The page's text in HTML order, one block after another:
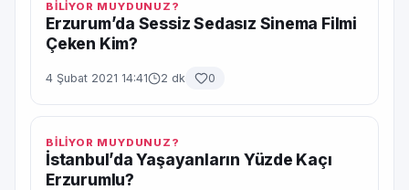
BİLİYOR MUYDUNUZ?
Erzurum’da Sessiz Sedasız Sinema Filmi
Çeken Kim?
4 Şubat 2021 14:41 2 dk 0
BİLİYOR MUYDUNUZ?
İstanbul’da Yaşayanların Yüzde Kaçı
Erzurumlu?